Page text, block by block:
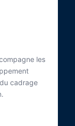
les
cadrage